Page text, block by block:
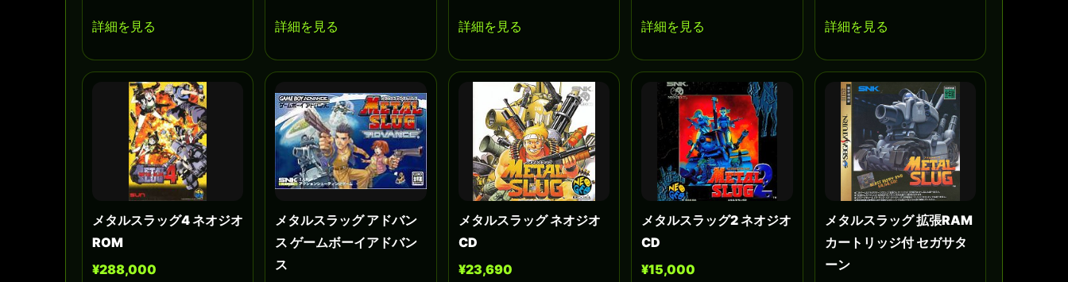
詳細を見る 詳細を見る 詳細を見る 詳細を見る 詳細を見る
メタルスラッグ4 ネオジオ
ROM
¥288,000
メタルスラッグ アドバン
ス ゲームボーイアドバン
ス
メタルスラッグ ネオジオ
CD
¥23,690
メタルスラッグ2 ネオジオ
CD
¥15,000
メタルスラッグ 拡張RAM
カートリッジ付 セガサタ
ーン